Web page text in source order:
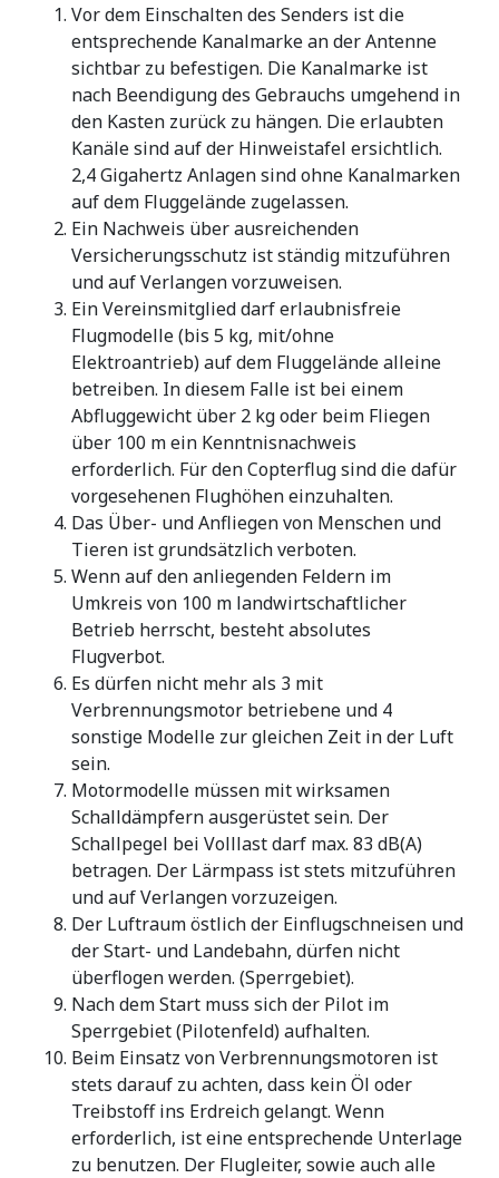
Vor dem Einschalten des Senders ist die
entsprechende Kanalmarke an der Antenne
sichtbar zu befestigen. Die Kanalmarke ist
nach Beendigung des Gebrauchs umgehend in
den Kasten zurück zu hängen. Die erlaubten
Kanäle sind auf der Hinweistafel ersichtlich.
2,4 Gigahertz Anlagen sind ohne Kanalmarken
auf dem Fluggelände zugelassen.
Ein Nachweis über ausreichenden
Versicherungsschutz ist ständig mitzuführen
und auf Verlangen vorzuweisen.
Ein Vereinsmitglied darf erlaubnisfreie
Flugmodelle (bis 5 kg, mit/ohne
Elektroantrieb) auf dem Fluggelände alleine
betreiben. In diesem Falle ist bei einem
Abfluggewicht über 2 kg oder beim Fliegen
über 100 m ein Kenntnisnachweis
erforderlich. Für den Copterflug sind die dafür
vorgesehenen Flughöhen einzuhalten.
Das Über- und Anfliegen von Menschen und
Tieren ist grundsätzlich verboten.
Wenn auf den anliegenden Feldern im
Umkreis von 100 m landwirtschaftlicher
Betrieb herrscht, besteht absolutes
Flugverbot.
Es dürfen nicht mehr als 3 mit
Verbrennungsmotor betriebene und 4
sonstige Modelle zur gleichen Zeit in der Luft
sein.
Motormodelle müssen mit wirksamen
Schalldämpfern ausgerüstet sein. Der
Schallpegel bei Volllast darf max. 83 dB(A)
betragen. Der Lärmpass ist stets mitzuführen
und auf Verlangen vorzuzeigen.
Der Luftraum östlich der Einflugschneisen und
der Start- und Landebahn, dürfen nicht
überflogen werden. (Sperrgebiet).
Nach dem Start muss sich der Pilot im
Sperrgebiet (Pilotenfeld) aufhalten.
Beim Einsatz von Verbrennungsmotoren ist
stets darauf zu achten, dass kein Öl oder
Treibstoff ins Erdreich gelangt. Wenn
erforderlich, ist eine entsprechende Unterlage
zu benutzen. Der Flugleiter, sowie auch alle